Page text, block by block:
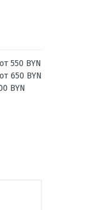
550 BYN
650 BYN
BYN